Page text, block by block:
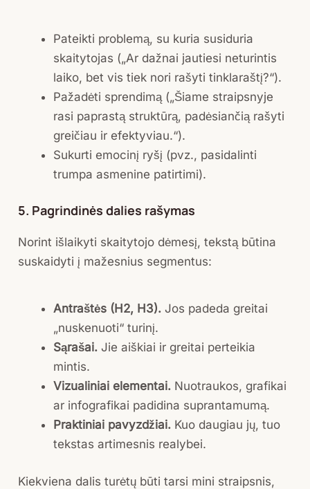
Pateikti problemą, su kuria susiduria
skaitytojas („Ar dažnai jautiesi neturintis
laiko, bet vis tiek nori rašyti tinklaraštį?“).
Pažadėti sprendimą („Šiame straipsnyje
rasi paprastą struktūrą, padėsiančią rašyti
greičiau ir efektyviau.“).
Sukurti emocinį ryšį (pvz., pasidalinti
trumpa asmenine patirtimi).
5. Pagrindinės dalies rašymas
Norint išlaikyti skaitytojo dėmesį, tekstą būtina
suskaidyti į mažesnius segmentus:
Antraštės (H2, H3). Jos padeda greitai
„nuskenuoti“ turinį.
Sąrašai. Jie aiškiai ir greitai perteikia
mintis.
Vizualiniai elementai. Nuotraukos, grafikai
ar infografikai padidina suprantamumą.
Praktiniai pavyzdžiai. Kuo daugiau jų, tuo
tekstas artimesnis realybei.
Kiekviena dalis turėtų būti tarsi mini straipsnis,